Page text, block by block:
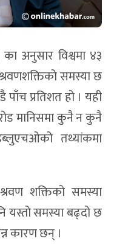
अनुसार विश्वमा ४३
समस्या छ
प्रतिशत हो । यही
मानिसमा कुनै न कुनै
तथ्यांकमा
शक्तिको समस्या
यस्तो समस्या बढ्दो छ
कारण छन् ।